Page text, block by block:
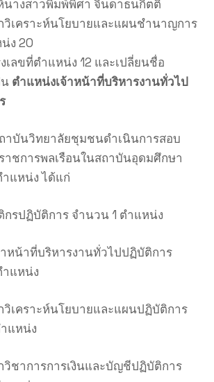
นางสาวพิมพ์พิศา จินดาธนกิตติ์
เคราะห์นโยบายและแผนชำนาญการ
ง 20
เลขที่ตำแหน่ง 12 และเปลี่ยนชื่อ
ตำแหน่งเจ้าหน้าที่บริหารงานทั่วไป
าบันวิทยาลัยชุมชนดำเนินการสอบ
ชการพลเรือนในสถาบันอุดมศึกษา
แหน่ง ได้แก่
รปฏิบัติการ จำนวน 1 ตำแหน่ง
หน้าที่บริหารงานทั่วไปปฏิบัติการ
แหน่ง
เคราะห์นโยบายและแผนปฏิบัติการ
แหน่ง
ชาการการเงินและบัญชีปฏิบัติการ